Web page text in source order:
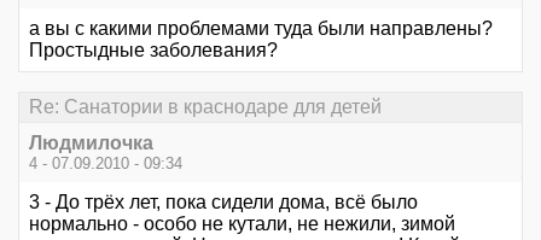
а вы с какими проблемами туда были направлены?
Простыдные заболевания?
Re: Санатории в краснодаре для детей
Людмилочка
4 - 07.09.2010 - 09:34
3 - До трёх лет, пока сидели дома, всё было
нормально - особо не кутали, не нежили, зимой